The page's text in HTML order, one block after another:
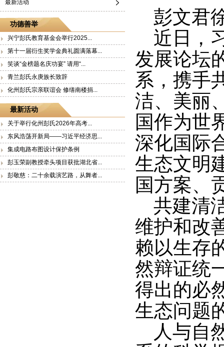
最新活动
功德善举
兴宁彭氏教育基金会举行2025...
第十一届衍生奖学金典礼圆满落幕...
笑谈“金榜题名庆功宴” 请用“...
青兰彭氏永庚族长致辞
化州彭氏宗亲联谊会 修缮南楼捐...
最新活动
关于举行化州彭氏2026年高考...
东风浩荡开新局——习近平经济思...
集成电路布图设计保护条例
彭玉荣副教授牵头项目获批湖北省...
彭敬慈：二十余载演艺路，从舞者...
彭文君
近日，
发展论坛
系，携手
洁、美丽
国作为世
深化国际
生态文明
国方案、
共建清
维护和改
赖以生存
然辩证统
得出的必
生态问题
人与自